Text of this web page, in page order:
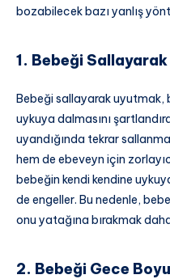
bozabilecek bazı yanlış
1. Bebeği
Bebeği sallayarak
uykuya dalmasını
uyandığında tekrar
hem de ebeveyn için
bebeğin kendi kendine
de engeller. Bu nedenle,
onu yatağına bırakmak
2. Bebeği Gece